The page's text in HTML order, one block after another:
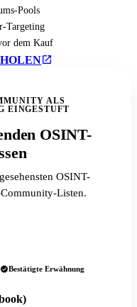
Pools
Targeting
dem Kauf
ALS
EINGESTUFT
OSINT-
OSINT-
Listen.
Bestätigte Erwähnung